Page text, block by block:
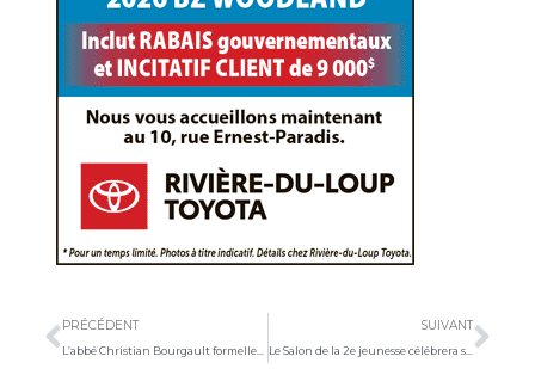
PRÉCÉDENT
L’abbé Christian Bourgault formellement inculpé d’agression sexuelle
SUIVANT
Le Salon de la 2e jeunesse célébrera ses dix ans à Montmagny